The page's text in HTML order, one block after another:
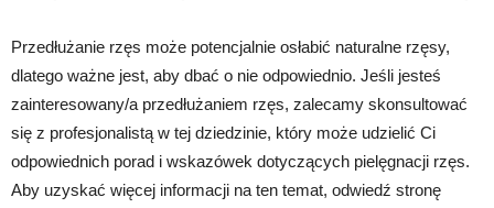
Przedłużanie rzęs może potencjalnie osłabić naturalne rzęsy,
dlatego ważne jest, aby dbać o nie odpowiednio. Jeśli jesteś
zainteresowany/a przedłużaniem rzęs, zalecamy skonsultować
się z profesjonalistą w tej dziedzinie, który może udzielić Ci
odpowiednich porad i wskazówek dotyczących pielęgnacji rzęs.
Aby uzyskać więcej informacji na ten temat, odwiedź stronę